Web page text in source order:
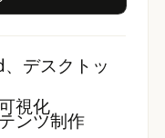
デスクトッ
視化
ンツ制作